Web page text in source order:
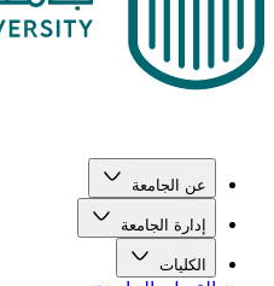
عن الجامعة
إدارة الجامعة
الكليات